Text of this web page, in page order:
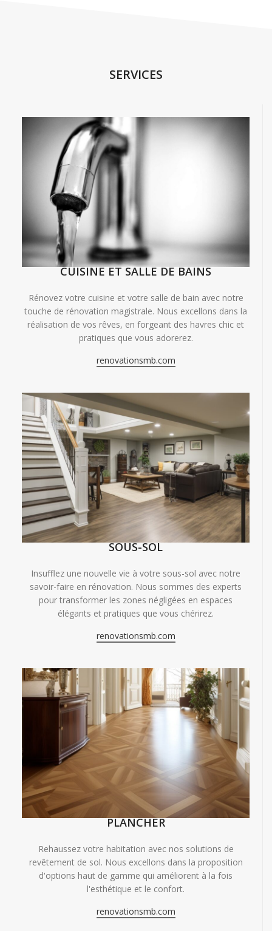
SERVICES
CUISINE ET SALLE DE BAINS
Rénovez votre cuisine et votre salle de bain avec notre
touche de rénovation magistrale. Nous excellons dans la
réalisation de vos rêves, en forgeant des havres chic et
pratiques que vous adorerez.
renovationsmb.com
SOUS-SOL
Insufflez une nouvelle vie à votre sous-sol avec notre
savoir-faire en rénovation. Nous sommes des experts
pour transformer les zones négligées en espaces
élégants et pratiques que vous chérirez.
renovationsmb.com
PLANCHER
Rehaussez votre habitation avec nos solutions de
revêtement de sol. Nous excellons dans la proposition
d'options haut de gamme qui améliorent à la fois
l'esthétique et le confort.
renovationsmb.com